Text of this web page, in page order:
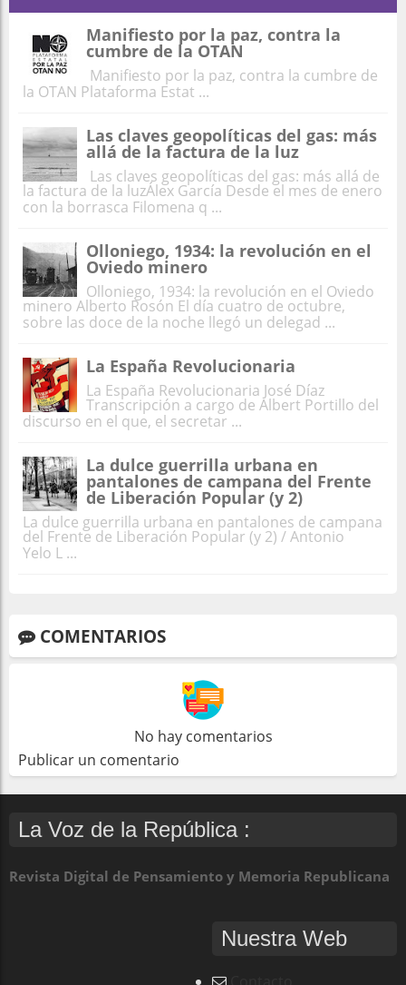
Manifiesto por la paz, contra la
cumbre de la OTAN
Manifiesto por la paz, contra la cumbre de
la OTAN Plataforma Estat ...
Las claves geopolíticas del gas: más
allá de la factura de la luz
Las claves geopolíticas del gas: más allá de
la factura de la luzÁlex García Desde el mes de enero
con la borrasca Filomena q ...
Olloniego, 1934: la revolución en el
Oviedo minero
Olloniego, 1934: la revolución en el Oviedo
minero Alberto Rosón El día cuatro de octubre,
sobre las doce de la noche llegó un delegad ...
La España Revolucionaria
La España Revolucionaria José Díaz
Transcripción a cargo de Albert Portillo del
discurso en el que, el secretar ...
La dulce guerrilla urbana en
pantalones de campana del Frente
de Liberación Popular (y 2)
La dulce guerrilla urbana en pantalones de campana
del Frente de Liberación Popular (y 2) / Antonio
Yelo L ...
COMENTARIOS
No hay comentarios
Publicar un comentario
La Voz de la República :
Revista Digital de Pensamiento y Memoria Republicana
Nuestra Web